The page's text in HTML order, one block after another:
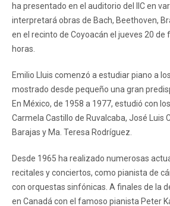
ha presentado en el auditorio del IIC en
interpretará obras de Bach, Beethoven,
en el recinto de Coyoacán el jueves 20 de
horas.
Emilio Lluis comenzó a estudiar piano a
mostrado desde pequeño una gran
En México, de 1958 a 1977, estudió con
Carmela Castillo de Ruvalcaba, José Luis
Barajas y Ma. Teresa Rodríguez.
Desde 1965 ha realizado numerosas
recitales y conciertos, como pianista de
con orquestas sinfónicas. A finales de la
en Canadá con el famoso pianista Peter